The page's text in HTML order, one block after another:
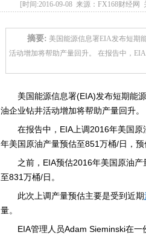
[时间:2016-09-08 来源：FX168财经网
摘要: 美国能源信息署EIA发布短期
活动增加将帮助产量回升。 在报告中，
美国能源信息署(EIA)发布短期能
油企业钻井活动增加将帮助产量回升。
在报告中，EIA上调2016年美国
年美国原油产量预估至851万桶/日，预
之前，EIA预估2016年美国原油
至831万桶/日。
此次上调产量预估主要是受到近期
量。
EIA管理人员Adam Sieminski在